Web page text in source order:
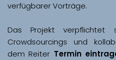
Das Projekt verpflichtet
Crowdsourcings und
dem Reiter Termin